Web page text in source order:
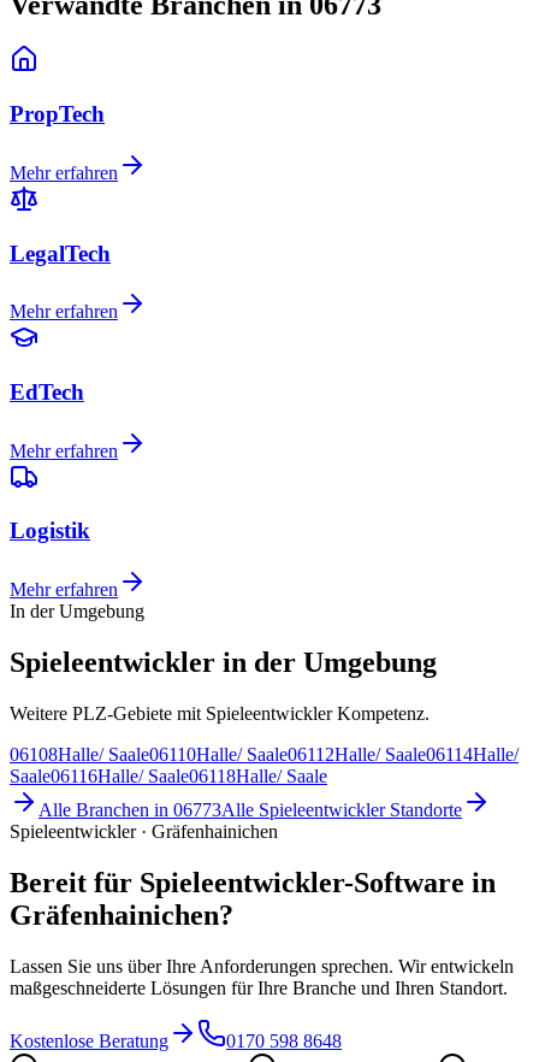
PropTech
Mehr erfahren
LegalTech
Mehr erfahren
EdTech
Mehr erfahren
Logistik
Mehr erfahren
In der Umgebung
Spieleentwickler in der Umgebung
Weitere PLZ-Gebiete mit Spieleentwickler Kompetenz.
06108Halle/ Saale06110Halle/ Saale06112Halle/ Saale06114Halle/
Saale06116Halle/ Saale06118Halle/ Saale
Alle Branchen in 06773Alle SpieleentwicklerStandorte
Spieleentwickler · Gräfenhainichen
Bereit für Spieleentwickler-Software in
Gräfenhainichen?
Lassen Sie uns über Ihre Anforderungen sprechen. Wir entwickeln
maßgeschneiderte Lösungen für Ihre Branche und Ihren Standort.
Kostenlose Beratung
0170 598 8648